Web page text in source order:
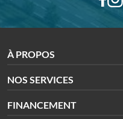
À PROPOS
NOS SERVICES
FINANCEMENT